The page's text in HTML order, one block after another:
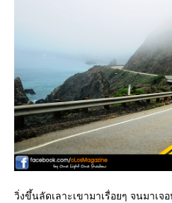
วิ่งขึ้นลัดเลาะเขามาเรื่อยๆ จนมาเจ